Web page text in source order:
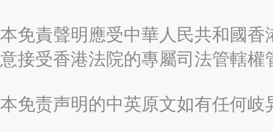
本免責聲明應受中華人民共和國
意接受香港法院的專屬司法管轄權
本免责声明的中英原文如有任何